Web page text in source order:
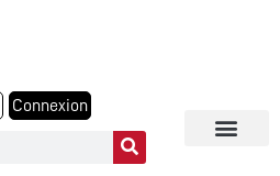
Connexion